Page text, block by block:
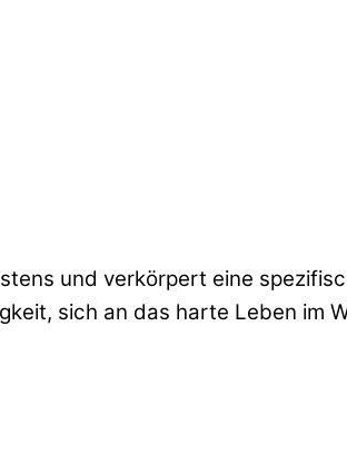
und verkörpert eine
sich an das harte Leben im